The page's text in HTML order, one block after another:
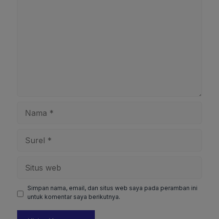
Simpan nama, email, dan situs web saya pada peramban ini
untuk komentar saya berikutnya.